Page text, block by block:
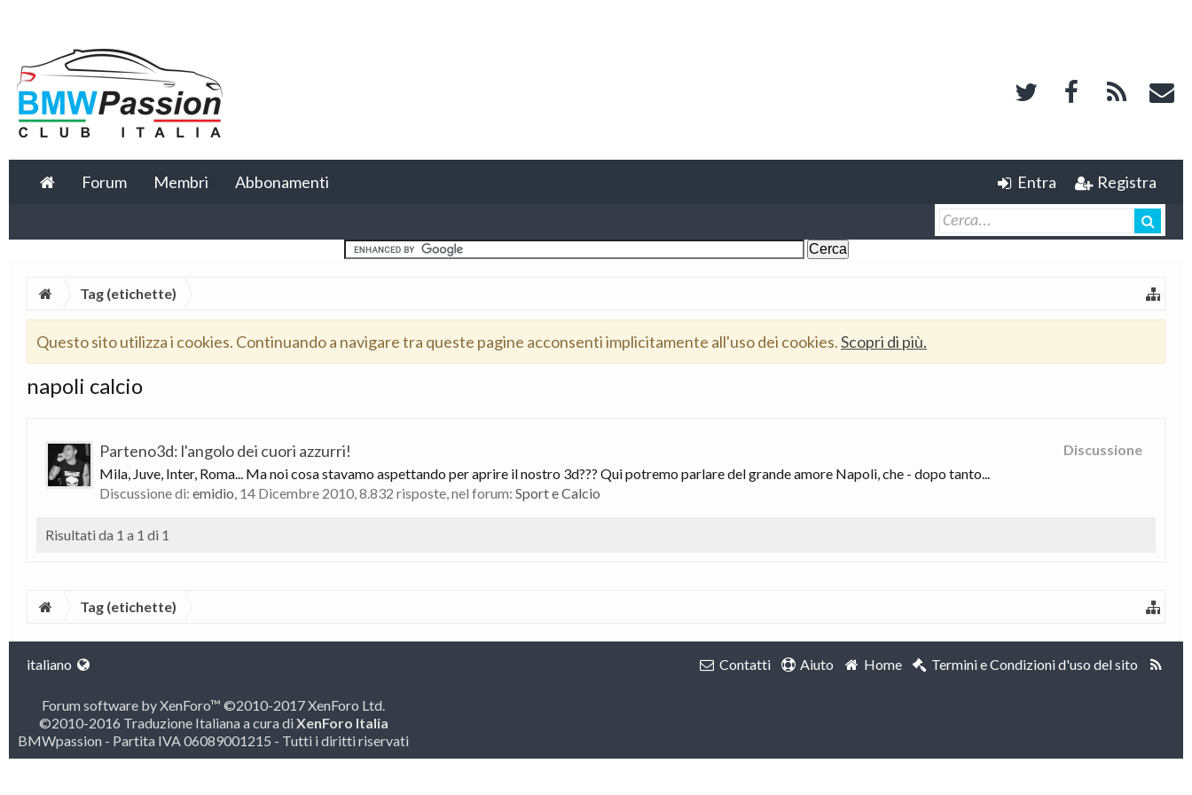
Forum Membri Abbonamenti Entra Registra
Tag (etichette)
Questo sito utilizza i cookies. Continuando a navigare tra queste pagine acconsenti implicitamente all'uso dei cookies.Scopri di più.
napoli calcio
Discussione
Parteno3d: l'angolo dei cuori azzurri!
Mila, Juve, Inter, Roma... Ma noi cosa stavamo aspettando per aprire il nostro 3d??? Qui potremo parlare del grande amore Napoli, che - dopo tanto...
Discussione di: emidio, 14 Dicembre 2010, 8.832 risposte, nel forum: Sport e Calcio
Risultati da 1 a 1 di 1
Tag (etichette)
italiano Contatti Aiuto Home Termini e Condizioni d'uso del sito
Forum software by XenForo™ ©2010-2017 XenForo Ltd.
©2010-2016 Traduzione Italiana a cura diXenForo Italia
BMWpassion - Partita IVA 06089001215 - Tutti i diritti riservati